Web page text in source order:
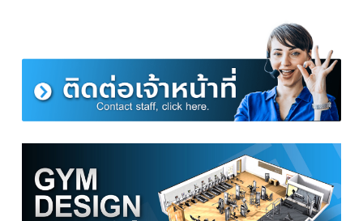
ขนาดสินค้า ม้านั่งออกกำลังกาย รุ่น MB3
เหล็กหนา 1.2 มม.
ยาว 180 ซม. สูง 110 ซม. แร๊คกว้าง 45 ซม.
ดัมเบล 20 กิโลพลาสติก แบบไม่มีกล่อง
แผ่นน้ำหนัก 1.25 กิโล 4 แผ่น
แผ่นน้ำหนัก 0.5 กิโล 4 แผ่น
แกนดัมเบลพร้อมตัวล็อค 1 คู่